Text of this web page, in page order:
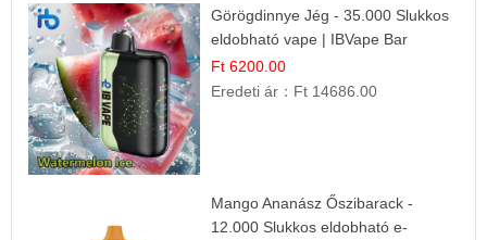
Görögdinnye Jég - 35.000 Slukkos
eldobható vape | IBVape Bar
Frissítő Nyári Íz
Ft 6200.00
Eredeti ár： Ft 14686.00
Mango Ananász Őszibarack -
12.000 Slukkos eldobható e-